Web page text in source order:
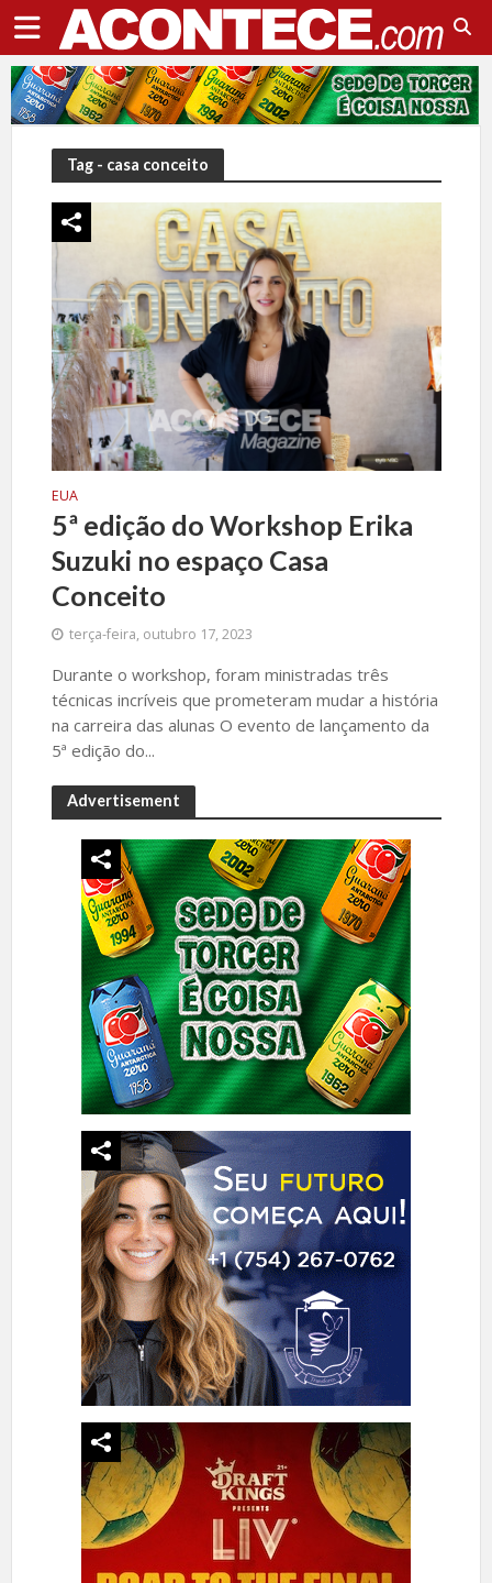
Tag - casa conceito
EUA
5ª edição do Workshop Erika
Suzuki no espaço Casa
Conceito
terça-feira, outubro 17, 2023
Durante o workshop, foram ministradas três
técnicas incríveis que prometeram mudar a história
na carreira das alunas O evento de lançamento da
5ª edição do...
Advertisement